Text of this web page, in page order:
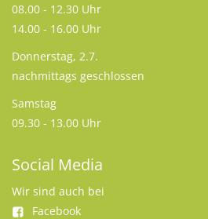
08.00 - 12.30 Uhr
14.00 - 16.00 Uhr
Donnerstag, 2.7.
nachmittags geschlossen
Samstag
09.30 - 13.00 Uhr
Social Media
Wir sind auch bei
Facebook